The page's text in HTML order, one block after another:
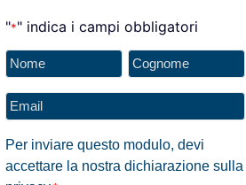
"*" indica i campi obbligatori
Nome
*
Email
*
Per inviare questo modulo, devi
accettare la nostra dichiarazione sulla